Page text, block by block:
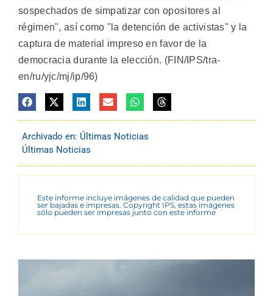
sospechados de simpatizar con opositores al
régimen", así como "la detención de activistas" y la
captura de material impreso en favor de la
democracia durante la elección. (FIN/IPS/tra-
en/ru/yjc/mj/ip/96)
Archivado en: Últimas Noticias
Últimas Noticias
Este informe incluye imágenes de calidad que pueden
ser bajadas e impresas. Copyright IPS, estas imágenes
sólo pueden ser impresas junto con este informe